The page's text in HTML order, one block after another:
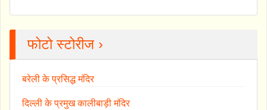
फोटो स्टोरीज ›
बरेली के प्रसिद्ध मंदिर
दिल्ली के प्रमुख कालीबाड़ी मंदिर